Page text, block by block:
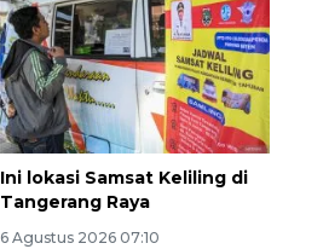
Ini lokasi Samsat Keliling di
Tangerang Raya
6 Agustus 2026 07:10